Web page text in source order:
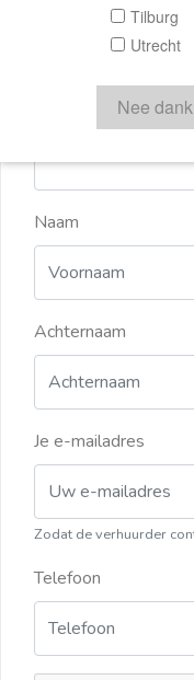
Door een bericht te
aanbieder of
Naam
Achternaam
Je e-mailadres
Zodat de verhuurder
Telefoon
Tilburg
Utrecht
Nee